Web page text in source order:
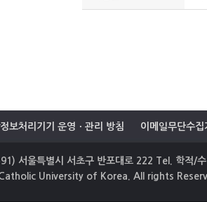
보처리기기 운영ㆍ관리 방침 이메일무단수집
서울특별시 서초구 반포대로 222 Tel. 학적/
University of Korea. All rights